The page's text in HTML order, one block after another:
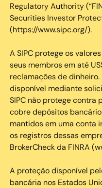
Regulatory Authority
Securities Investor
(https://www.sipc.org/).
A SIPC protege os
seus membros em até
reclamações de
disponível mediante
SIPC não protege contra
cobre depósitos
mantidos em uma conta
os registros dessas
BrokerCheck da FINRA
A proteção disponível
bancária nos Estados